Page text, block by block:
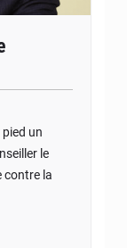
un
le
contre la